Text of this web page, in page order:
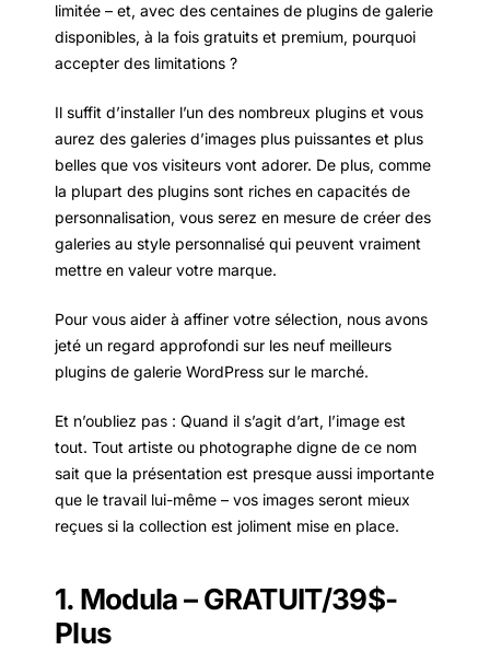
limitée – et, avec des centaines de plugins de galerie
disponibles, à la fois gratuits et premium, pourquoi
accepter des limitations ?
Il suffit d’installer l’un des nombreux plugins et vous
aurez des galeries d’images plus puissantes et plus
belles que vos visiteurs vont adorer. De plus, comme
la plupart des plugins sont riches en capacités de
personnalisation, vous serez en mesure de créer des
galeries au style personnalisé qui peuvent vraiment
mettre en valeur votre marque.
Pour vous aider à affiner votre sélection, nous avons
jeté un regard approfondi sur les neuf meilleurs
plugins de galerie WordPress sur le marché.
Et n’oubliez pas : Quand il s’agit d’art, l’image est
tout. Tout artiste ou photographe digne de ce nom
sait que la présentation est presque aussi importante
que le travail lui-même – vos images seront mieux
reçues si la collection est joliment mise en place.
1. Modula – GRATUIT/39$-
Plus